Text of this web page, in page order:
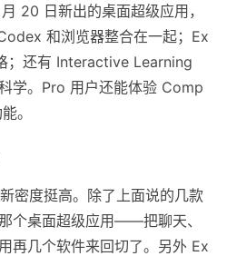
20 日新出的桌面超级应用，
和浏览器整合在一起；Ex
；还有 Interactive Learning
学。Pro 用户还能体验 Comp
。
密度挺高。除了上面说的几款
个桌面超级应用——把聊天、
再几个软件来回切了。另外 Ex